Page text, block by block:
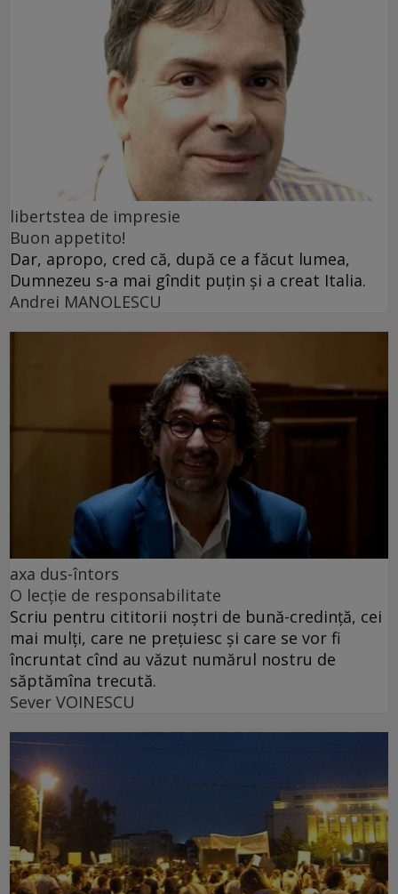
libertstea de impresie
Buon appetito!
Dar, apropo, cred că, după ce a făcut lumea,
Dumnezeu s-a mai gîndit puțin și a creat Italia.
Andrei MANOLESCU
axa dus-întors
O lecție de responsabilitate
Scriu pentru cititorii noștri de bună-credință, cei
mai mulți, care ne prețuiesc și care se vor fi
încruntat cînd au văzut numărul nostru de
săptămîna trecută.
Sever VOINESCU